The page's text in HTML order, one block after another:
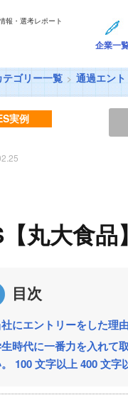
報・選考レポート
企業一
テゴリー一覧 通過エン
実例
丸大食品
目次
にエントリーをした理
時代に一番力を入れて
100 文字以上 400 文字